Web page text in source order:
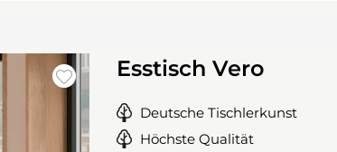
Esstisch Vero
Deutsche Tischlerkunst
Höchste Qualität